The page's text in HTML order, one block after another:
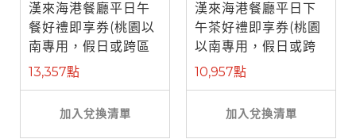
漢來海港餐廳平日午
餐好禮即享券(桃園以
南專用，假日或跨區
使用補需差 ...
13,357點
加入兌換清單
漢來海港餐廳平日下
午茶好禮即享券(桃園
以南專用，假日或跨
區使用補需 ...
10,957點
加入兌換清單